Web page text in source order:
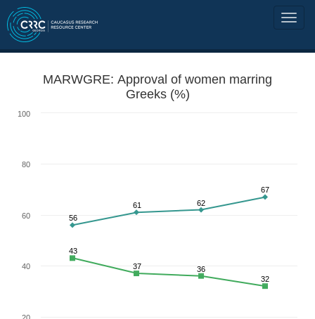
MARWGRE: Approval of women marring
Greeks (%)
56
61 62
67
43
37
36
32
40
60
80
100